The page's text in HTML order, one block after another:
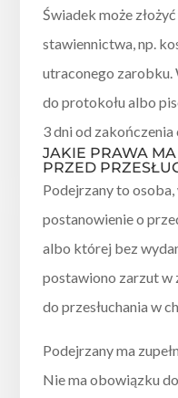
Świadek może
stawiennictwa, np.
utraconego zarobku.
do protokołu albo
3 dni od zakończenia
JAKIE PRAWA
PRZED
Podejrzany to
postanowienie o
albo której bez
postawiono zarzut w
do przesłuchania w
Podejrzany ma
Nie ma obowiązku